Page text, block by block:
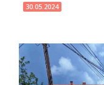
30.05.2024